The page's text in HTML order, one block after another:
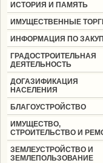
ИСТОРИЯ И ПАМЯТЬ
ИМУЩЕСТВЕННЫЕ
ИНФОРМАЦИЯ ПО
ГРАДОСТРОИТЕЛЬНАЯ
ДЕЯТЕЛЬНОСТЬ
ДОГАЗИФИКАЦИЯ
НАСЕЛЕНИЯ
БЛАГОУСТРОЙСТВО
ИМУЩЕСТВО,
СТРОИТЕЛЬСТВО И
ЗЕМЛЕУСТРОЙСТВО И
ЗЕМЛЕПОЛЬЗОВАНИЕ